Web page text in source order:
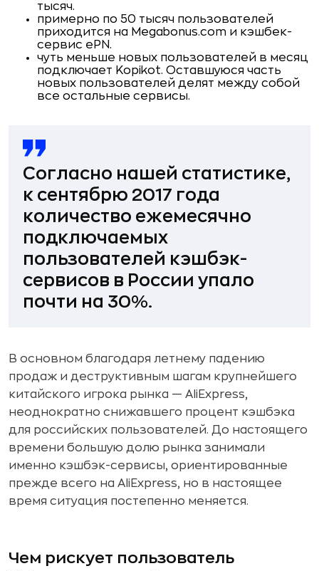
тысяч.
примерно по 50 тысяч пользователей
приходится на Megabonus.com и кэшбек-
сервис ePN.
чуть меньше новых пользователей в месяц
подключает Kopikot. Оставшуюся часть
новых пользователей делят между собой
все остальные сервисы.
Согласно нашей статистике,
к сентябрю 2017 года
количество ежемесячно
подключаемых
пользователей кэшбэк-
сервисов в России упало
почти на 30%.
В основном благодаря летнему падению
продаж и деструктивным шагам крупнейшего
китайского игрока рынка — AliExpress,
неоднократно снижавшего процент кэшбэка
для российских пользователей. До настоящего
времени большую долю рынка занимали
именно кэшбэк-сервисы, ориентированные
прежде всего на AliExpress, но в настоящее
время ситуация постепенно меняется.
Чем рискует пользователь